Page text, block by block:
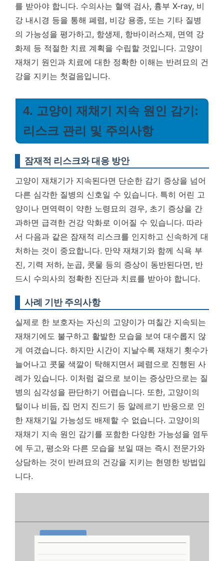
를 받아야 합니다. 수의사는 혈액 검사, 흉부 X-ray, 비
강 내시경 등을 통해 폐렴, 비강 용종, 또는 기타 질병
의 가능성을 평가하고, 항생제, 항바이러스제, 면역 강
화제 등 적절한 치료 계획을 수립할 것입니다. 고양이
재채기 원인과 치료에 대한 정확한 이해는 반려묘의 건
강을 지키는 첫걸음입니다.
4. 고양이 재채기 지속 원인 감기:
리스크 관리 및 주의사항
잠재적 리스크와 대응 방안
고양이 재채기가 지속된다면 단순한 감기 증상을 넘어
다른 심각한 질병의 신호일 수 있습니다. 특히 어린 고
양이나 면역력이 약한 노령묘의 경우, 초기 증상을 간
과하면 급격한 건강 악화로 이어질 수 있습니다. 따라
서 다음과 같은 잠재적 리스크를 인지하고 신속하게 대
처하는 것이 중요합니다. 만약 재채기와 함께 식욕 부
진, 기력 저하, 눈곱, 콧물 등의 증상이 동반된다면, 반
드시 수의사의 정확한 진단과 치료를 받아야 합니다.
사례 기반 주의사항
실제로 한 보호자는 자신의 고양이가 며칠간 지속되는
재채기에도 불구하고 활발한 모습을 보여 대수롭지 않
게 여겼습니다. 하지만 시간이 지날수록 재채기 횟수가
늘어나고 콧물 색깔이 탁해지면서 폐렴으로 진행된 사
례가 있습니다. 이처럼 겉으로 보이는 증상만으로는 질
병의 심각성을 판단하기 어렵습니다. 또한, 고양이의
털이나 비듬, 집 먼지 진드기 등 알레르기 반응으로 인
한 재채기일 가능성도 배제할 수 없습니다. 고양이의
재채기 지속 원인 감기를 포함한 다양한 가능성을 염두
에 두고, 평소와 다른 모습을 보일 때는 즉시 전문가와
상담하는 것이 반려묘의 건강을 지키는 현명한 방법입
니다.